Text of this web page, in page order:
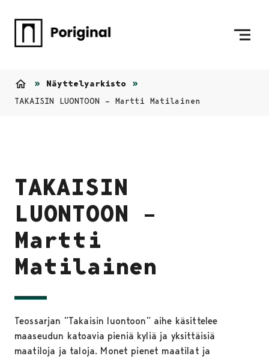
Näyttelyarkisto
TAKAISIN LUONTOON – Martti Matilainen
TAKAISIN
LUONTOON –
Martti
Matilainen
Teossarjan ”Takaisin luontoon” aihe käsittelee
maaseudun katoavia pieniä kyliä ja yksittäisiä
maatiloja ja taloja. Monet pienet maatilat ja